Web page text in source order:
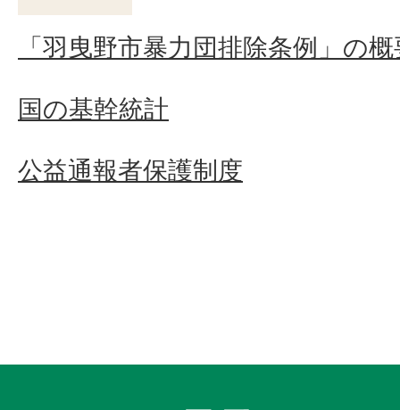
「羽曳野市暴力団排除条例」の概
国の基幹統計
公益通報者保護制度